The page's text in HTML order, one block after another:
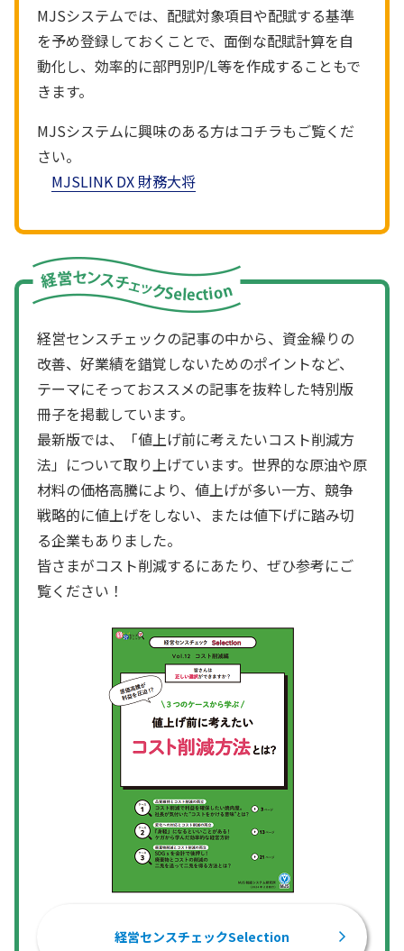
MJSシステムでは、配賦対象項目や配賦する基準
を予め登録しておくことで、面倒な配賦計算を自
動化し、効率的に部門別P/L等を作成することもで
きます。
MJSシステムに興味のある方はコチラもご覧くだ
さい。
MJSLINK DX 財務大将
経営センスチェックの記事の中から、資金繰りの
改善、好業績を錯覚しないためのポイントなど、
テーマにそっておススメの記事を抜粋した特別版
冊子を掲載しています。
最新版では、「値上げ前に考えたいコスト削減方
法」について取り上げています。世界的な原油や原
材料の価格高騰により、値上げが多い一方、競争
戦略的に値上げをしない、または値下げに踏み切
る企業もありました。
皆さまがコスト削減するにあたり、ぜひ参考にご
覧ください！
経営センスチェックSelection